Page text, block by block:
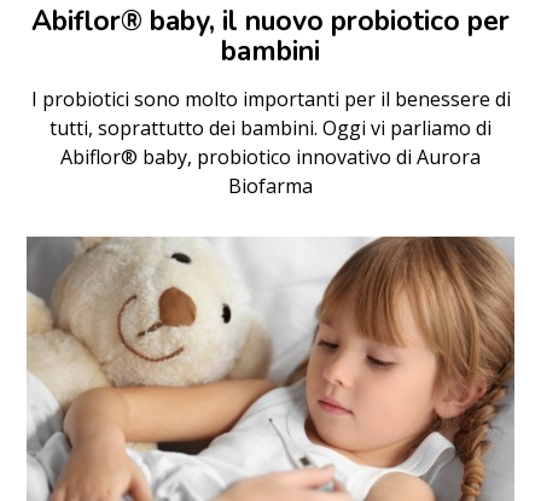
Abiflor® baby, il nuovo probiotico per
bambini
I probiotici sono molto importanti per il benessere di
tutti, soprattutto dei bambini. Oggi vi parliamo di
Abiflor® baby, probiotico innovativo di Aurora
Biofarma